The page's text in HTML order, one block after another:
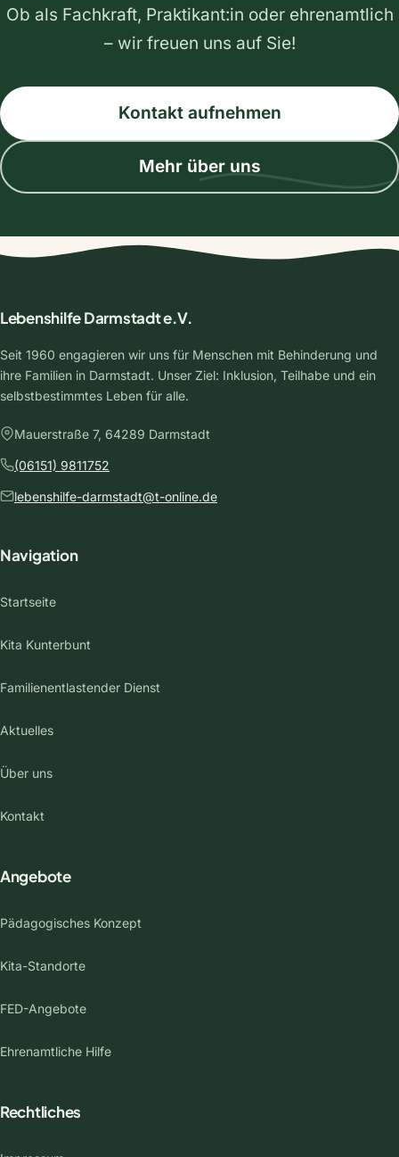
Ob als Fachkraft, Praktikant:in oder ehrenamtlich
– wir freuen uns auf Sie!
Kontakt aufnehmen
Mehr über uns
Lebenshilfe Darmstadt e.V.
Seit 1960 engagieren wir uns für Menschen mit Behinderung und
ihre Familien in Darmstadt. Unser Ziel: Inklusion, Teilhabe und ein
selbstbestimmtes Leben für alle.
Mauerstraße 7, 64289 Darmstadt
(06151) 9811752
lebenshilfe-darmstadt@t-online.de
Navigation
Startseite
Kita Kunterbunt
Familienentlastender Dienst
Aktuelles
Über uns
Kontakt
Angebote
Pädagogisches Konzept
Kita-Standorte
FED-Angebote
Ehrenamtliche Hilfe
Rechtliches